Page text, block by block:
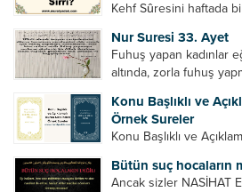
Kehf Sûresini haftada
din algısı, yanlış din
vb. Dini doğru...
Nur Suresi 33. Ayet
Fuhuş yapan kadınlar
altında, zorla fuhuş
cariyelerinizi dünya
etmek için fuhuş
Konu Başlıklı ve
Örnek Sureler
Konu Başlıklı ve
Bütün suç hocaların
Ancak sizler NASİHAT